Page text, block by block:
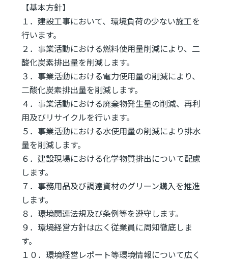
【基本方針】
１．建設工事において、環境負荷の少ない施工を
行います。
２．事業活動における燃料使用量削減により、二
酸化炭素排出量を削減します。
３．事業活動における電力使用量の削減により、
二酸化炭素排出量を削減します。
４．事業活動における廃棄物発生量の削減、再利
用及びリサイクルを行います。
５．事業活動における水使用量の削減により排水
量を削減します。
６．建設現場における化学物質排出について配慮
します。
７．事務用品及び調達資材のグリーン購入を推進
します。
８．環境関連法規及び条例等を遵守します。
９．環境経営方針は広く従業員に周知徹底しま
す。
１０．環境経営レポート等環境情報について広く